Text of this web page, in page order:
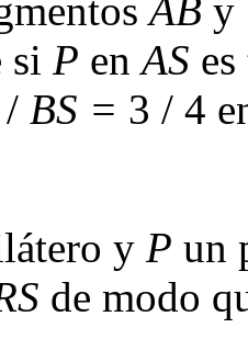
AB y
si P enAS
/ BS = 3 / 4
y P un
de modo